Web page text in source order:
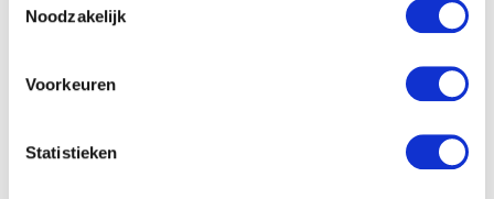
Noodzakelijk
Voorkeuren
Statistieken